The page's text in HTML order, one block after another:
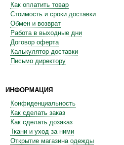
Как оплатить товар
Стоимость и сроки доставки
Обмен и возврат
Работа в выходные дни
Договор оферта
Калькулятор доставки
Письмо директору
ИНФОРМАЦИЯ
Конфиденциальность
Как сделать заказ
Как сделать дозаказ
Ткани и уход за ними
Открытие магазина одежды